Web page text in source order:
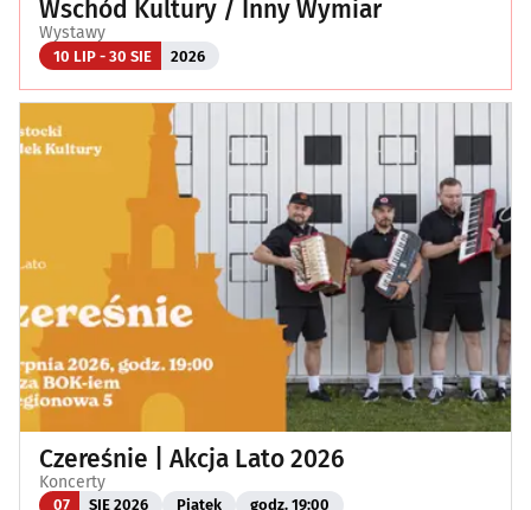
Wschód Kultury / Inny Wymiar
Wystawy
10 LIP - 30 SIE 2026
Czereśnie | Akcja Lato 2026
Koncerty
07 SIE 2026 Piątek godz. 19:00